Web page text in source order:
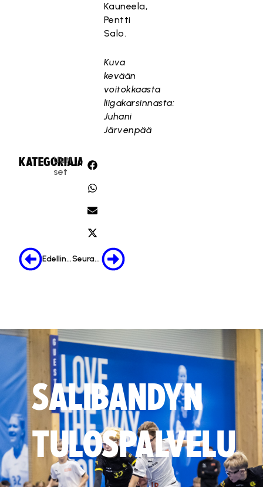
Kauneela,
Pentti
Salo.
Kuva
kevään
voitokkaasta
liigakarsinnasta:
Juhani
Järvenpää
KATEGORIA:
Uuti
set
JAA:
Edellinen Seuraava
SALIBANDYN
TULOSPALVELU